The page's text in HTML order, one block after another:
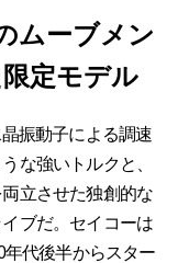
ムーブメン
限定モデル
振動子による調速
な強いトルクと、
立させた独創的な
ブだ。セイコーは
代後半からスター